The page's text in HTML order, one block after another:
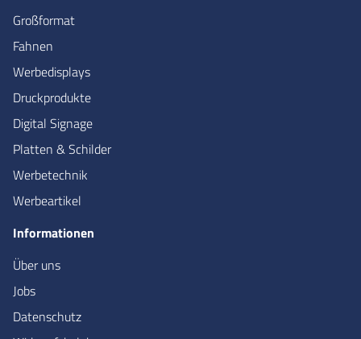
Großformat
Fahnen
Werbedisplays
Druckprodukte
Digital Signage
Platten & Schilder
Werbetechnik
Werbeartikel
Informationen
Über uns
Jobs
Datenschutz